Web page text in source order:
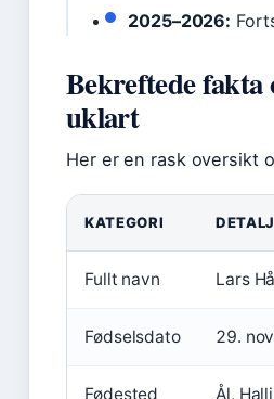
2025–2026:
Bekreftede fakta
uklart
Her er en rask oversikt
KATEGORI DETALJ
Fullt navn Lars
Fødselsdato 29.
Fødested Ål,